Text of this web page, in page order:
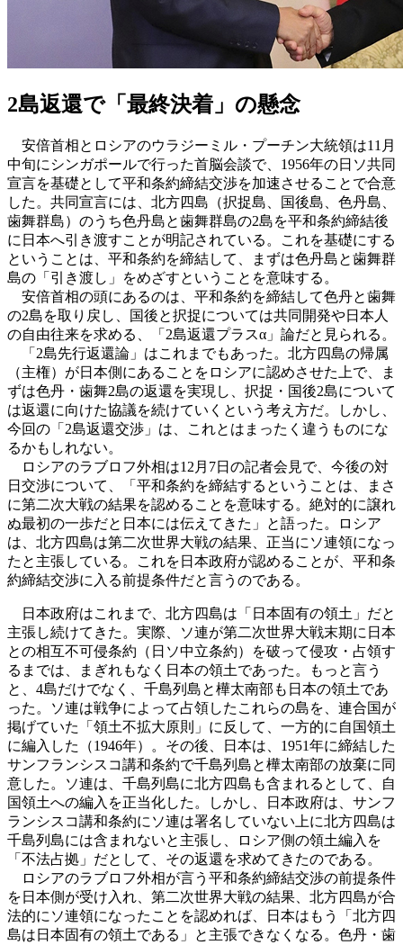
2島返還で「最終決着」の懸念
安倍首相とロシアのウラジーミル・プーチン大統領は11月
中旬にシンガポールで行った首脳会談で、1956年の日ソ共同
宣言を基礎として平和条約締結交渉を加速させることで合意
した。共同宣言には、北方四島（択捉島、国後島、色丹島、
歯舞群島）のうち色丹島と歯舞群島の2島を平和条約締結後
に日本へ引き渡すことが明記されている。これを基礎にする
ということは、平和条約を締結して、まずは色丹島と歯舞群
島の「引き渡し」をめざすということを意味する。
安倍首相の頭にあるのは、平和条約を締結して色丹と歯舞
の2島を取り戻し、国後と択捉については共同開発や日本人
の自由往来を求める、「2島返還プラスα」論だと見られる。
「2島先行返還論」はこれまでもあった。北方四島の帰属
（主権）が日本側にあることをロシアに認めさせた上で、ま
ずは色丹・歯舞2島の返還を実現し、択捉・国後2島について
は返還に向けた協議を続けていくという考え方だ。しかし、
今回の「2島返還交渉」は、これとはまったく違うものにな
るかもしれない。
ロシアのラブロフ外相は12月7日の記者会見で、今後の対
日交渉について、「平和条約を締結するということは、まさ
に第二次大戦の結果を認めることを意味する。絶対的に譲れ
ぬ最初の一歩だと日本には伝えてきた」と語った。ロシア
は、北方四島は第二次世界大戦の結果、正当にソ連領になっ
たと主張している。これを日本政府が認めることが、平和条
約締結交渉に入る前提条件だと言うのである。
日本政府はこれまで、北方四島は「日本固有の領土」だと
主張し続けてきた。実際、ソ連が第二次世界大戦末期に日本
との相互不可侵条約（日ソ中立条約）を破って侵攻・占領す
るまでは、まぎれもなく日本の領土であった。もっと言う
と、4島だけでなく、千島列島と樺太南部も日本の領土であ
った。ソ連は戦争によって占領したこれらの島を、連合国が
掲げていた「領土不拡大原則」に反して、一方的に自国領土
に編入した（1946年）。その後、日本は、1951年に締結した
サンフランシスコ講和条約で千島列島と樺太南部の放棄に同
意した。ソ連は、千島列島に北方四島も含まれるとして、自
国領土への編入を正当化した。しかし、日本政府は、サンフ
ランシスコ講和条約にソ連は署名していない上に北方四島は
千島列島には含まれないと主張し、ロシア側の領土編入を
「不法占拠」だとして、その返還を求めてきたのである。
ロシアのラブロフ外相が言う平和条約締結交渉の前提条件
を日本側が受け入れ、第二次世界大戦の結果、北方四島が合
法的にソ連領になったことを認めれば、日本はもう「北方四
島は日本固有の領土である」と主張できなくなる。色丹・歯